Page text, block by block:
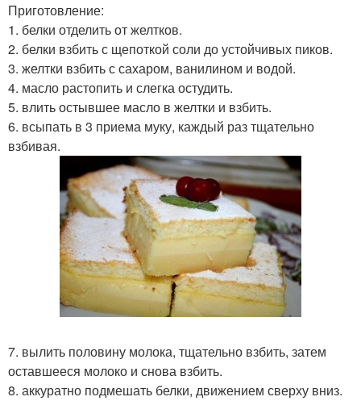
Приготовление:
1. белки отделить от желтков.
2. белки взбить с щепоткой соли до устойчивых пиков.
3. желтки взбить с сахаром, ванилином и водой.
4. масло растопить и слегка остудить.
5. влить остывшее масло в желтки и взбить.
6. всыпать в 3 приема муку, каждый раз тщательно
взбивая.
7. вылить половину молока, тщательно взбить, затем
оставшееся молоко и снова взбить.
8. аккуратно подмешать белки, движением сверху вниз.